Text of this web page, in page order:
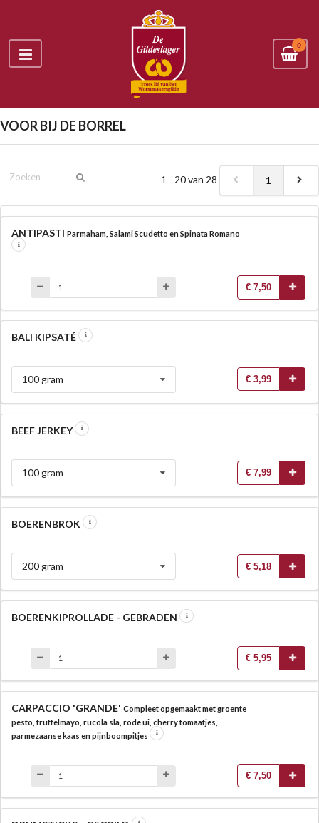
0
VOOR BIJ DE BORREL
1 - 20 van 28 1
ANTIPASTI Parmaham, Salami Scudetto en Spinata Romano
€ 7,50
BALI KIPSATÉ
100 gram € 3,99
BEEF JERKEY
100 gram € 7,99
BOERENBROK
200 gram € 5,18
BOERENKIPROLLADE - GEBRADEN
€ 5,95
CARPACCIO 'GRANDE' Compleet opgemaakt met groente
pesto, truffelmayo, rucola sla, rode ui, cherry tomaatjes,
parmezaanse kaas en pijnboompitjes
€ 7,50